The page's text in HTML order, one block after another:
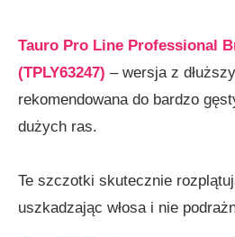
Tauro Pro Line Professional
(TPLY63247) – wersja z
rekomendowana do bardzo
dużych ras.
Te szczotki skutecznie
uszkadzając włosa i nie